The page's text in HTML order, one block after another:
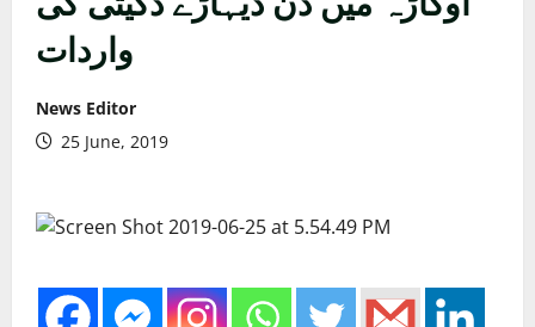
واردات
News Editor
25 June, 2019